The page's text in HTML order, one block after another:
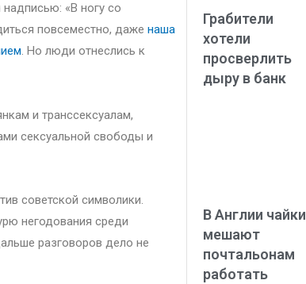
«В ногу со
повсеместно, даже наша
. Но люди отнеслись к
и транссексуалам,
сексуальной свободы и
советской символики.
негодования среди
разговоров дело не
Грабители
хотели
просверлить
дыру в банк
В Англии чайки
мешают
почтальонам
работать